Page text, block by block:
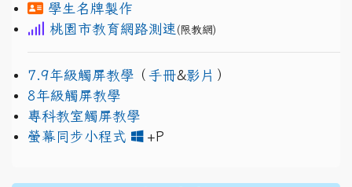
學生名牌製作
桃園市教育網路測速 (限教網)
7.9年級觸屏教學 （ 手冊&影片 ）
8年級觸屏教學
專科教室觸屏教學
螢幕同步小程式
+P